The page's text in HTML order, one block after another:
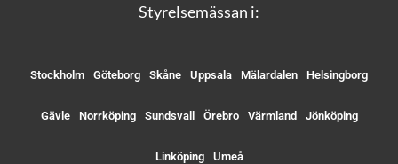
Styrelsemässan i:
Stockholm Göteborg Skåne Uppsala Mälardalen Helsingborg
Gävle Norrköping Sundsvall Örebro Värmland Jönköping
Linköping Umeå